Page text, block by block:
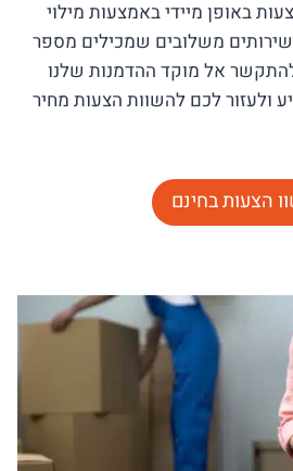
באופן מיידי באמצעות מילוי
משלובים שמכילים מספר
אל מוקד ההדמנות שלנו
ולעזור לכם להשוות הצעות מחיר
הצעות בחינם